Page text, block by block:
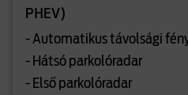
PHEV)
- Automatikus távolsági
- Hátsó parkolóradar
- Első parkolóradar